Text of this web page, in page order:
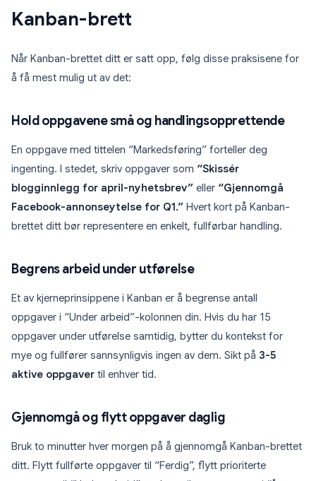
Kanban-brett
Når Kanban-brettet ditt er satt opp, følg disse praksisene for
å få mest mulig ut av det:
Hold oppgavene små og handlingsopprettende
En oppgave med tittelen “Markedsføring” forteller deg
ingenting. I stedet, skriv oppgaver som “Skissér
blogginnlegg for april-nyhetsbrev” eller “Gjennomgå
Facebook-annonseytelse for Q1.” Hvert kort på Kanban-
brettet ditt bør representere en enkelt, fullførbar handling.
Begrens arbeid under utførelse
Et av kjerneprinsippene i Kanban er å begrense antall
oppgaver i “Under arbeid”-kolonnen din. Hvis du har 15
oppgaver under utførelse samtidig, bytter du kontekst for
mye og fullfører sannsynligvis ingen av dem. Sikt på 3-5
aktive oppgaver til enhver tid.
Gjennomgå og flytt oppgaver daglig
Bruk to minutter hver morgen på å gjennomgå Kanban-brettet
ditt. Flytt fullførte oppgaver til “Ferdig”, flytt prioriterte